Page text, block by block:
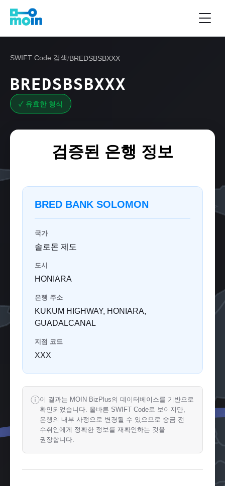
SWIFT Code 검색/BREDSBSBXXX
BREDSBSBXXX
✓ 유효한 형식
검증된 은행 정보
BRED BANK SOLOMON
국가
솔로몬 제도
도시
HONIARA
은행 주소
KUKUM HIGHWAY, HONIARA,
GUADALCANAL
지점 코드
XXX
ⓘ이 결과는 MOIN BizPlus의 데이터베이스를 기반으로
확인되었습니다. 올바른 SWIFT Code로 보이지만,
은행의 내부 사정으로 변경될 수 있으므로 송금 전
수취인에게 정확한 정보를 재확인하는 것을
권장합니다.